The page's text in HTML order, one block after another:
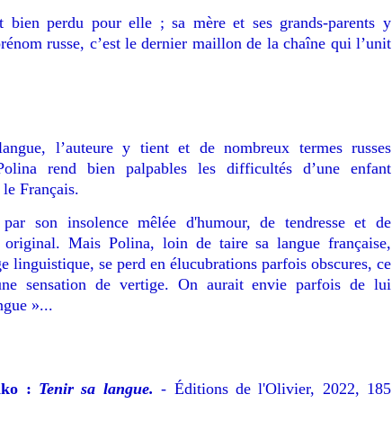
bien perdu pour elle ; sa mère et ses grands-parents y
russe, c’est le dernier maillon de la chaîne qui l’unit
l’auteure y tient et de nombreux termes russes
rend bien palpables les difficultés d’une enfant
Français.
son insolence mêlée d'humour, de tendresse et de
original. Mais Polina, loin de taire sa langue française,
linguistique, se perd en élucubrations parfois obscures, ce
sensation de vertige. On aurait envie parfois de lui
»...
: Tenir sa langue. - Éditions de l'Olivier, 2022, 185